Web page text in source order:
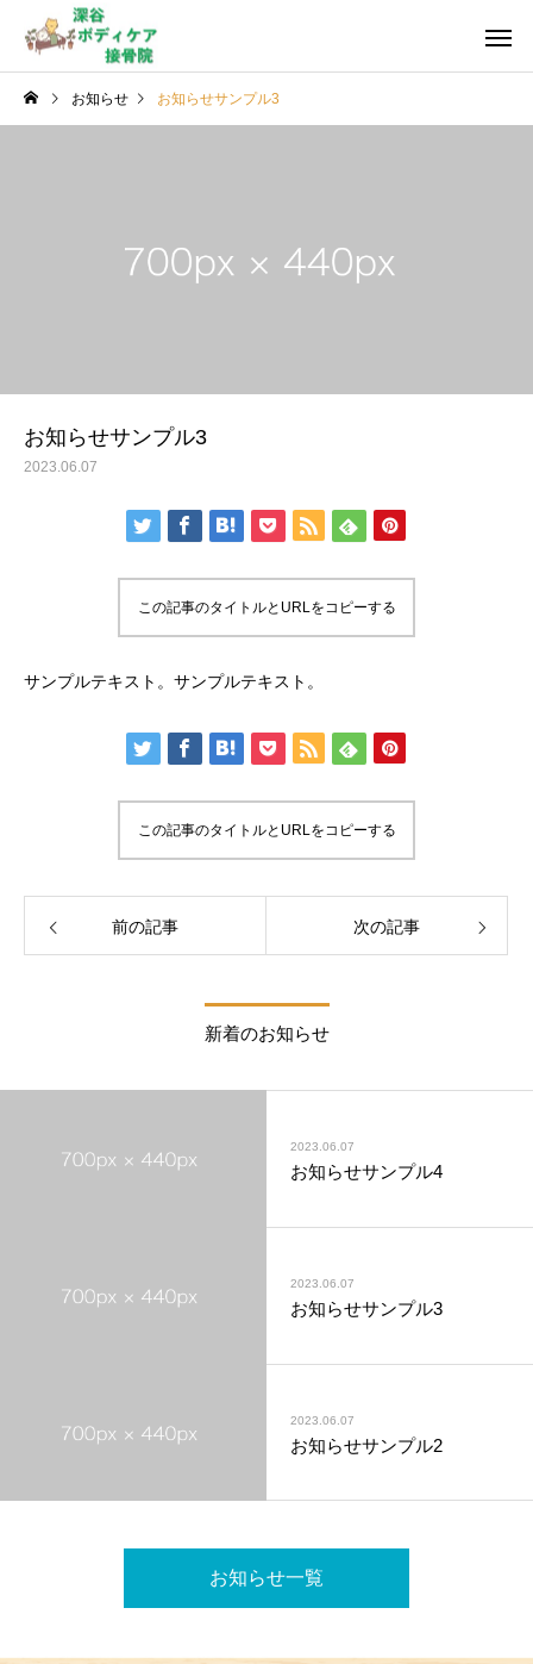
交通事故治療
お知らせ お知らせサンプル3
お知らせサンプル3
2023.06.07
この記事のタイトルとURLをコピーする
サンプルテキスト。サンプルテキスト。
この記事のタイトルとURLをコピーする
前の記事 次の記事
新着のお知らせ
2023.06.07
お知らせサンプル4
2023.06.07
お知らせサンプル3
2023.06.07
お知らせサンプル2
お知らせ一覧